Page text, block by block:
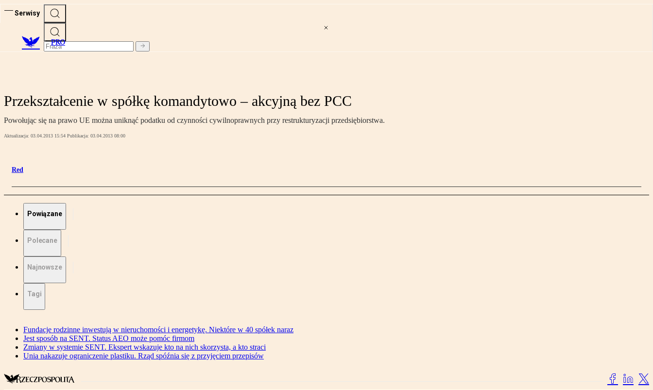
Serwisy
PRO
Przekształcenie w spółkę komandytowo – akcyjną bez PCC
Powołując się na prawo UE można uniknąć podatku od czynności cywilnoprawnych przy restrukturyzacji przedsiębiorstwa.
Aktualizacja: 03.04.2013 15:54 Publikacja: 03.04.2013 08:00
Red
Powiązane
Polecane
Najnowsze
Tagi
Fundacje rodzinne inwestują w nieruchomości i energetykę. Niektóre w 40 spółek naraz
Jest sposób na SENT. Status AEO może pomóc firmom
Zmiany w systemie SENT. Ekspert wskazuje kto na nich skorzysta, a kto straci
Unia nakazuje ograniczenie plastiku. Rząd spóźnia się z przyjęciem przepisów